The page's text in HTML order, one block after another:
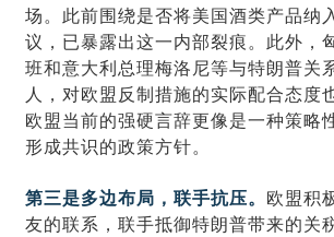
场。此前围绕是否将美国酒类产品纳
议，已暴露出这一内部裂痕。此外，
班和意大利总理梅洛尼等与特朗普关
人，对欧盟反制措施的实际配合态度
欧盟当前的强硬言辞更像是一种策略
形成共识的政策方针。
第三是多边布局，联手抗压。 欧盟积
友的联系，联手抵御特朗普带来的关